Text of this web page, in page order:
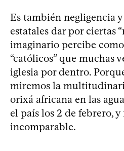
Es también negligencia
estatales dar por ciertas
imaginario percibe
“católicos” que muchas
iglesia por dentro. Porque
miremos la
orixá africana en las
el país los 2 de febrero, y
incomparable.